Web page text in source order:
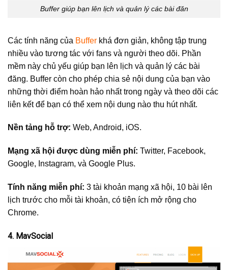
Buffer giúp bạn lên lịch và quản lý các bài đăn
Các tính năng của Buffer khá đơn giản, không tập trung
nhiều vào tương tác với fans và người theo dõi. Phần
mềm này chủ yếu giúp bạn lên lịch và quản lý các bài
đăng. Buffer còn cho phép chia sẻ nội dung của bạn vào
những thời điểm hoàn hảo nhất trong ngày và theo dõi các
liên kết để bạn có thể xem nội dung nào thu hút nhất.
Nền tảng hỗ trợ: Web, Android, iOS.
Mạng xã hội được dùng miễn phí: Twitter, Facebook,
Google, Instagram, và Google Plus.
Tính năng miễn phí: 3 tài khoản mạng xã hội, 10 bài lên
lịch trước cho mỗi tài khoản, có tiện ích mở rộng cho
Chrome.
4. MavSocial